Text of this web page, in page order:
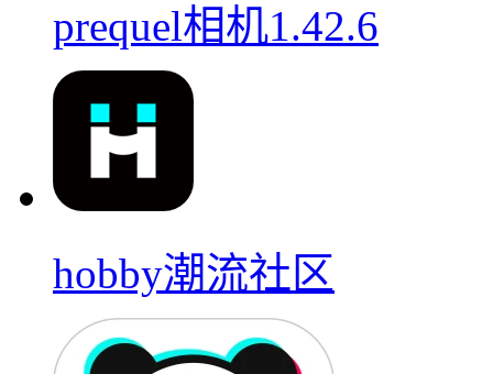
prequel相机1.42.6
hobby潮流社区